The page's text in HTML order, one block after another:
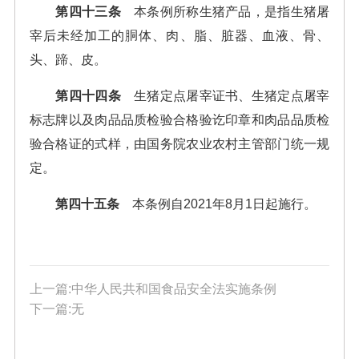
第四十三条本条例所称生猪产品，是指生猪屠
宰后未经加工的胴体、肉、脂、脏器、血液、骨、
头、蹄、皮。
第四十四条生猪定点屠宰证书、生猪定点屠宰
标志牌以及肉品品质检验合格验讫印章和肉品品质检
验合格证的式样，由国务院农业农村主管部门统一规
定。
第四十五条本条例自2021年8月1日起施行。
上一篇:中华人民共和国食品安全法实施条例
下一篇:无